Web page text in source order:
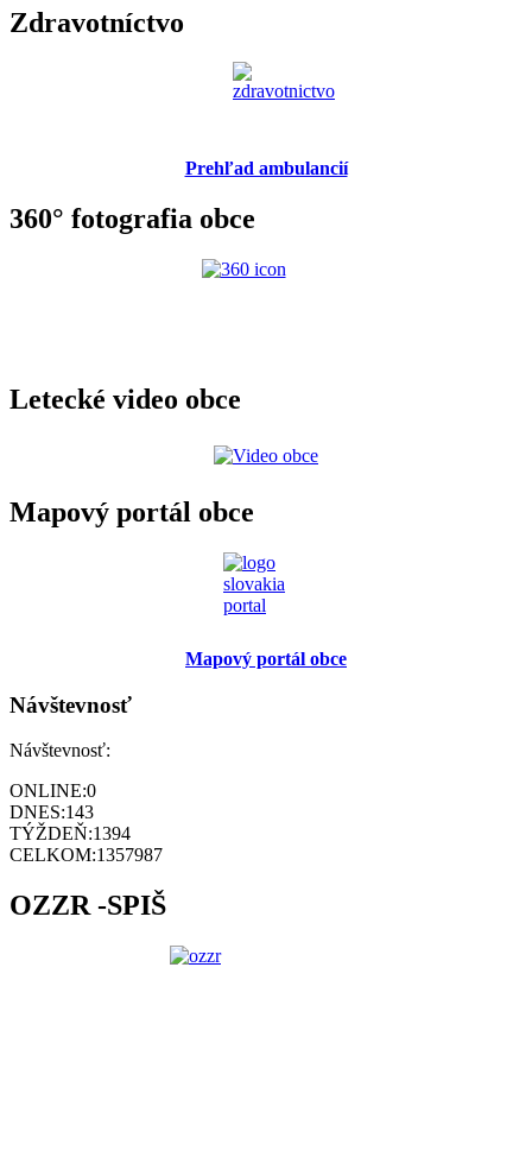
Zdravotníctvo
Prehľad ambulancií
360° fotografia obce
Letecké video obce
Mapový portál obce
Mapový portál obce
Návštevnosť
Návštevnosť:
ONLINE:0
DNES:143
TÝŽDEŇ:1394
CELKOM:1357987
OZZR -SPIŠ